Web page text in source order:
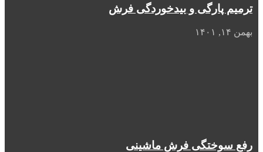
ترمیم پارگی و بیدخوردگی فرش
بهمن ۱۴, ۱۴۰۱
رفع سوختگی فرش ماشینی